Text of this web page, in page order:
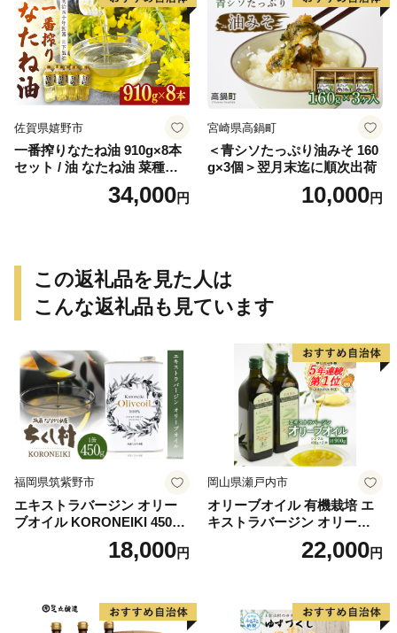
佐賀県嬉野市
一番搾りなたね油 910g×8本
セット / 油 なたね油 菜種油
ナタネ【山下製油】 [NBE00
34,000円
宮崎県高鍋町
＜青シソたっぷり油みそ 160
g×3個＞翌月末迄に順次出荷
10,000円
この返礼品を見た人は
こんな返礼品も見ています
福岡県筑紫野市
エキストラバージン オリー
ブオイル KORONEIKI 450g
[筑前たなか油屋 福岡県 筑紫
野市 21760403] 油 食用油 オ
18,000円
岡山県瀬戸内市
オリーブオイル 有機栽培 エ
キストラバージン オリーブ
オイル シングル 2本 セット
オーガニック 調味料 油 オリ
22,000円